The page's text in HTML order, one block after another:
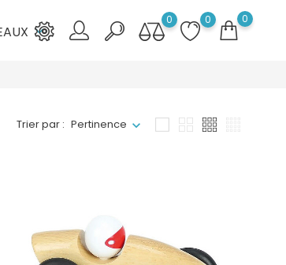
keyboard_arrow_down
0
0
0
Trier par : Pertinence